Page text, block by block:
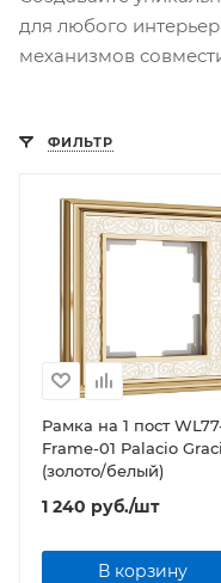
для любого
механизмов
ФИЛЬТР
Рамка на 1 пост
Frame-01 Palacio
(золото/белый)
1 240 руб./шт
В корзину